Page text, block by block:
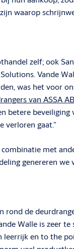
waarop
zelf; ook
Vande
was het
van ASSA
verloren gaat.”
met
genereren we
rond de
Walle is zeer
en to the